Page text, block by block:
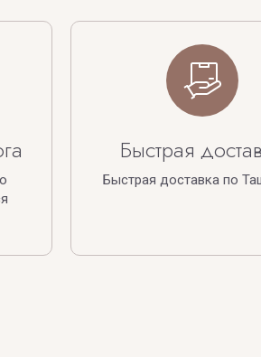
Быстрая
Быстрая доставка по